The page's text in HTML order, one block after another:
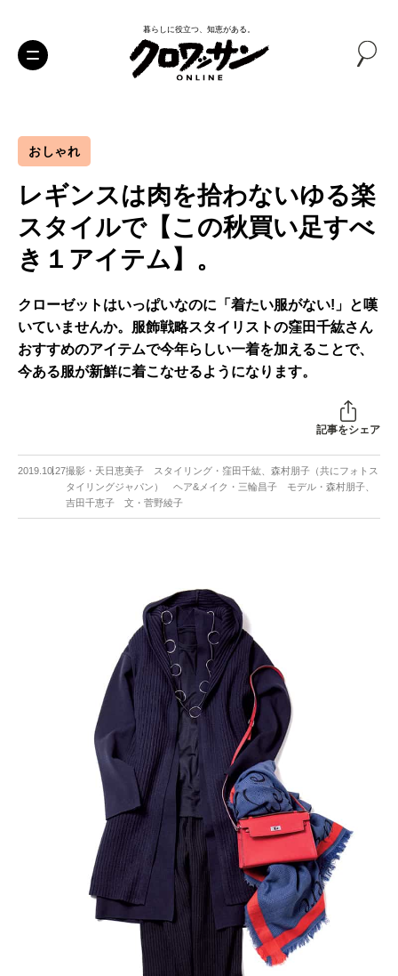
暮らしに役立つ、知恵がある。
おしゃれ
レギンスは肉を拾わないゆる楽
スタイルで【この秋買い足すべ
き１アイテム】。
クローゼットはいっぱいなのに「着たい服がない!」と嘆
いていませんか。服飾戦略スタイリストの窪田千紘さん
おすすめのアイテムで今年らしい一着を加えることで、
今ある服が新鮮に着こなせるようになります。
記事をシェア
2019.10.27撮影・天日恵美子 スタイリング・窪田千紘、森村朋子（共にフォトス
タイリングジャパン） ヘア&メイク・三輪昌子 モデル・森村朋子、
吉田千恵子 文・菅野綾子